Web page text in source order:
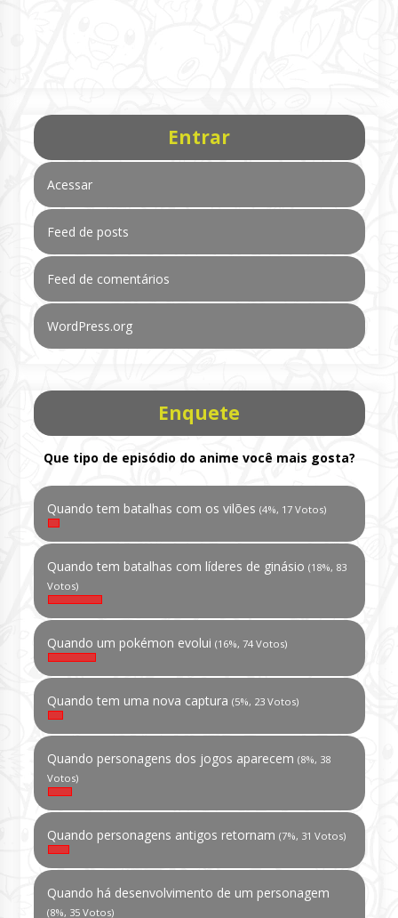
Entrar
Acessar
Feed de posts
Feed de comentários
WordPress.org
Enquete
Que tipo de episódio do anime você mais gosta?
Quando tem batalhas com os vilões (4%, 17 Votos)
Quando tem batalhas com líderes de ginásio (18%, 83
Votos)
Quando um pokémon evolui (16%, 74 Votos)
Quando tem uma nova captura (5%, 23 Votos)
Quando personagens dos jogos aparecem (8%, 38
Votos)
Quando personagens antigos retornam (7%, 31 Votos)
Quando há desenvolvimento de um personagem
(8%, 35 Votos)